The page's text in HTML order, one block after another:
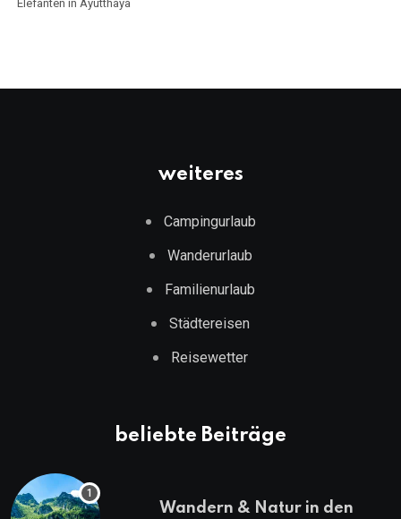
Elefanten in Ayutthaya
weiteres
Campingurlaub
Wanderurlaub
Familienurlaub
Städtereisen
Reisewetter
beliebte Beiträge
Wandern & Natur in den